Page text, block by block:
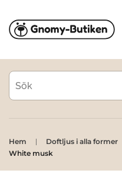
Skip to main content
Hem Doftljus i alla former
White musk